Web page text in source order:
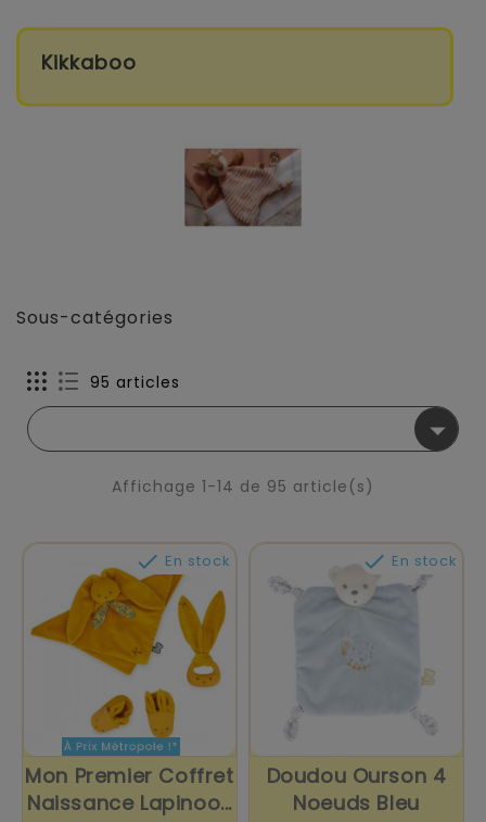
Kikkaboo
Sous-catégories
95 articles

Affichage 1-14 de 95 article(s)
 En stock
Mon Premier Coffret
Naissance Lapinoo...
 En stock
Doudou Ourson 4
Noeuds Bleu